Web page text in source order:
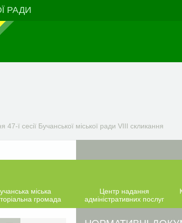
РАДИ
ї сесії Бучанської міської ради VIIІ скликання
міська
громада
Центр надання
адміністративних послуг